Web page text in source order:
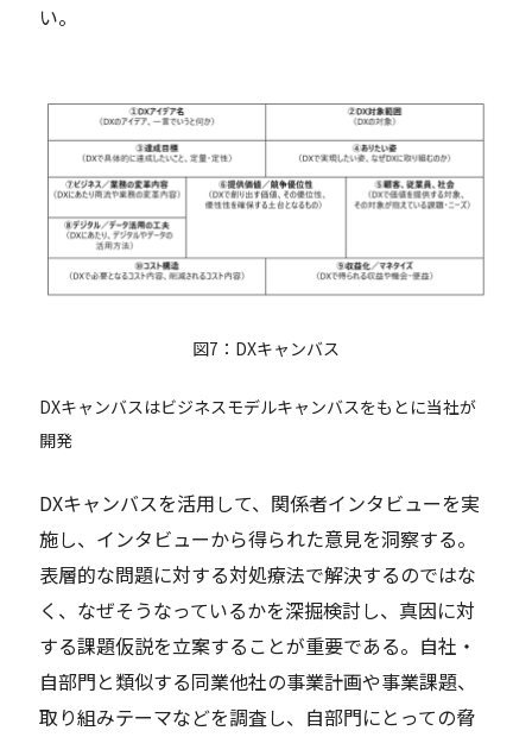
い。
図7：DXキャンバス
DXキャンバスはビジネスモデルキャンバスをもとに当社が
開発
DXキャンバスを活用して、関係者インタビューを実
施し、インタビューから得られた意見を洞察する。
表層的な問題に対する対処療法で解決するのではな
く、なぜそうなっているかを深掘検討し、真因に対
する課題仮説を立案することが重要である。自社・
自部門と類似する同業他社の事業計画や事業課題、
取り組みテーマなどを調査し、自部門にとっての脅